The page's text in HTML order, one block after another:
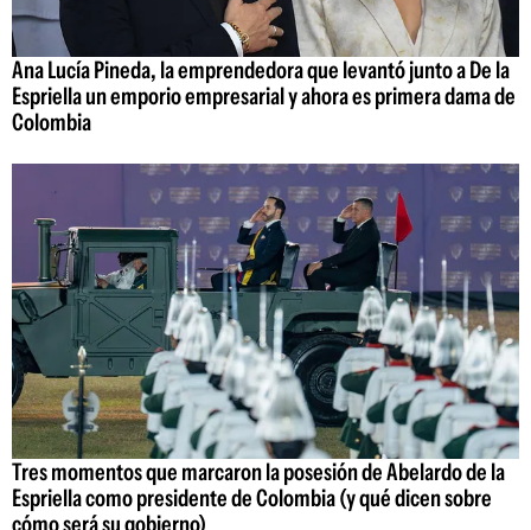
Ana Lucía Pineda, la emprendedora que levantó junto a De la
Espriella un emporio empresarial y ahora es primera dama de
Colombia
Tres momentos que marcaron la posesión de Abelardo de la
Espriella como presidente de Colombia (y qué dicen sobre
cómo será su gobierno)